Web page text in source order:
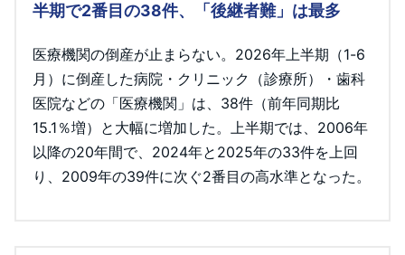
半期で2番目の38件、「後継者難」は最多
医療機関の倒産が止まらない。2026年上半期（1-6
月）に倒産した病院・クリニック（診療所）・歯科
医院などの「医療機関」は、38件（前年同期比
15.1％増）と大幅に増加した。上半期では、2006年
以降の20年間で、2024年と2025年の33件を上回
り、2009年の39件に次ぐ2番目の高水準となった。